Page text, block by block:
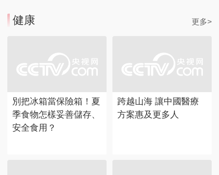
健康 更多>
別把冰箱當保險箱！夏
季食物怎樣妥善儲存、
安全食用？
跨越山海 讓中國醫療
方案惠及更多人